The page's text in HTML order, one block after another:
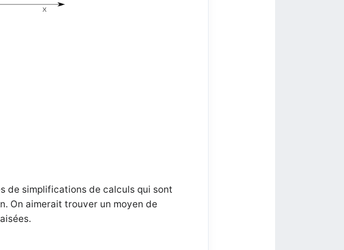
de simplifications de calculs qui sont
On aimerait trouver un moyen de